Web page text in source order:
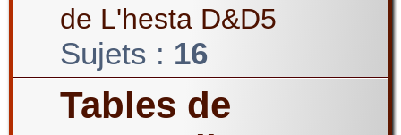
de L'hesta D&D5
Sujets : 16
Tables de